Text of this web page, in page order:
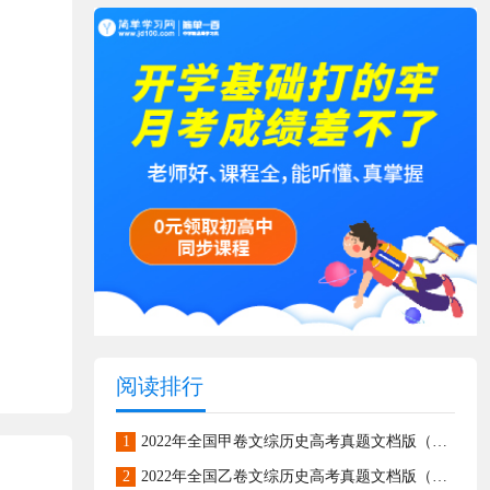
阅读排行
1 2022年全国甲卷文综历史高考真题文档版（原卷含答案）
2 2022年全国乙卷文综历史高考真题文档版（原卷含答案）